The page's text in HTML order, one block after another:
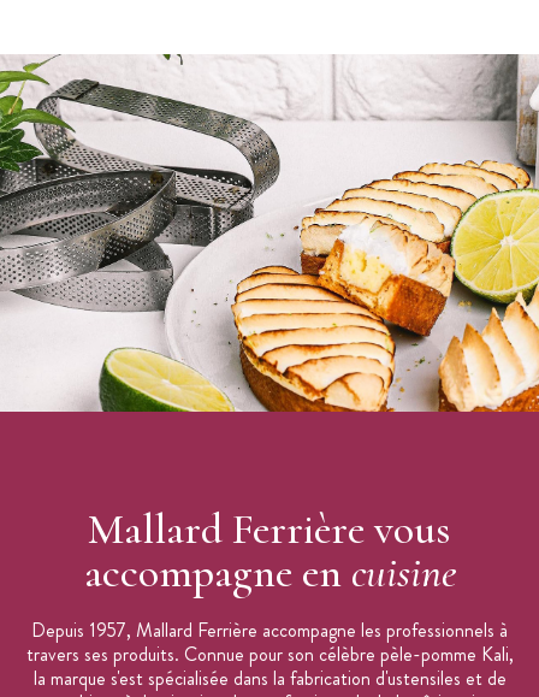
Mallard Ferrière vous
accompagne en cuisine
Depuis 1957, Mallard Ferrière accompagne les professionnels à
travers ses produits. Connue pour son célèbre pèle-pomme Kali,
la marque s'est spécialisée dans la fabrication d'ustensiles et de